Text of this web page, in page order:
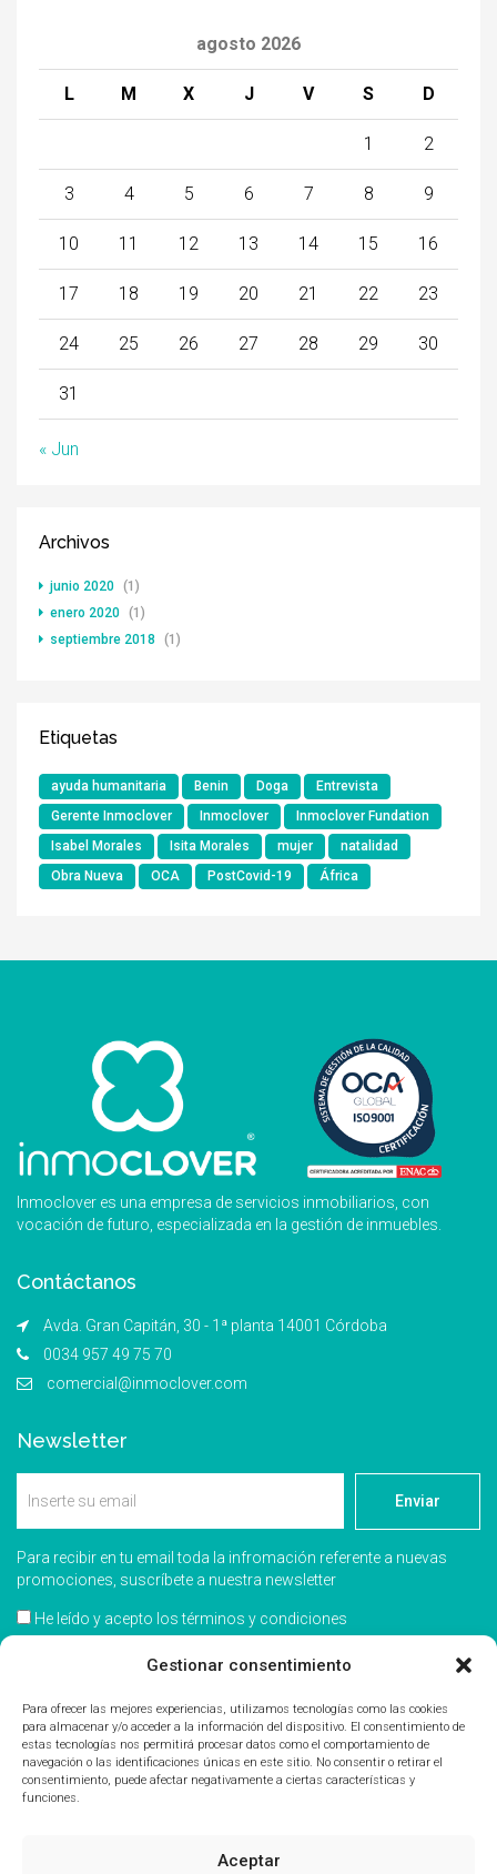
Gestionar consentimiento
Para ofrecer las mejores experiencias, utilizamos tecnologías como las cookies
para almacenar y/o acceder a la información del dispositivo. El consentimiento de
estas tecnologías nos permitirá procesar datos como el comportamiento de
navegación o las identificaciones únicas en este sitio. No consentir o retirar el
consentimiento, puede afectar negativamente a ciertas características y
funciones.
Aceptar
agosto 2026
L M X J V S D
1 2
3 4 5 6 7 8 9
10 11 12 13 14 15 16
17 18 19 20 21 22 23
24 25 26 27 28 29 30
31
« Jun
Archivos
junio 2020 (1)
enero 2020 (1)
septiembre 2018
(1)
Etiquetas
ayuda humanitaria Benin Doga
Entrevista
Gerente Inmoclover
Inmoclover
Inmoclover Fundation
Isabel Morales
Isita Morales mujer
natalidad
Obra Nueva
OCA PostCovid-19 África
Inmoclover es una empresa de servicios inmobiliarios, con
vocación de futuro, especializada en la gestión de inmuebles.
Contáctanos
Avda. Gran Capitán, 30 - 1ª planta 14001 Córdoba
0034 957 49 75 70
comercial@inmoclover.com
Newsletter
Enviar
Para recibir en tu email toda la infromación referente a nuevas
promociones, suscríbete a nuestra newsletter
He leído y acepto los términos y condiciones
Acepto recibir información comercial